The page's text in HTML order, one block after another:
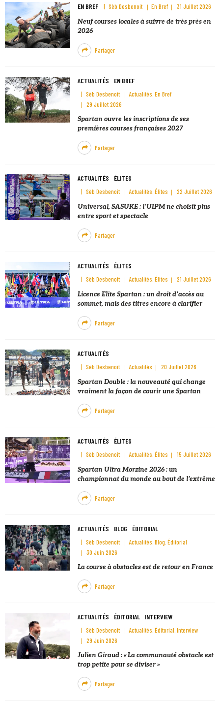
EN BREF Sèb Desbenoit En Bref
31 Juillet 2026
Neuf courses locales à suivre de très près en
2026
Partager
ACTUALITÉS EN BREF
Sèb Desbenoit Actualités En Bref
29 Juillet 2026
Spartan ouvre les inscriptions de ses
premières courses françaises 2027
Partager
ACTUALITÉS ÉLITES
Sèb Desbenoit Actualités Élites
22 Juillet 2026
Universal, SASUKE : l’UIPM ne choisit plus
entre sport et spectacle
Partager
ACTUALITÉS ÉLITES
Sèb Desbenoit Actualités Élites
21 Juillet 2026
Licence Elite Spartan : un droit d’accès au
sommet, mais des titres encore à clarifier
Partager
ACTUALITÉS
Sèb Desbenoit Actualités
20 Juillet 2026
Spartan Double : la nouveauté qui change
vraiment la façon de courir une Spartan
Partager
ACTUALITÉS ÉLITES
Sèb Desbenoit Actualités Élites
15 Juillet 2026
Spartan Ultra Morzine 2026 : un
championnat du monde au bout de l’extrême
Partager
ACTUALITÉS BLOG ÉDITORIAL
Sèb Desbenoit Actualités Blog Éditorial
30 Juin 2026
La course à obstacles est de retour en France
Partager
ACTUALITÉS ÉDITORIAL INTERVIEW
Sèb Desbenoit Actualités Éditorial Interview
29 Juin 2026
Julien Giraud : « La communauté obstacle est
trop petite pour se diviser »
Partager